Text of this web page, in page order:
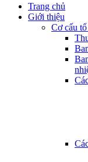
Trang chủ
Giới thiệu
Cơ cấu